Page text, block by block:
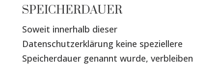
SPEICHERDAUER
Soweit innerhalb dieser
Datenschutzerklärung keine speziellere
Speicherdauer genannt wurde, verbleiben